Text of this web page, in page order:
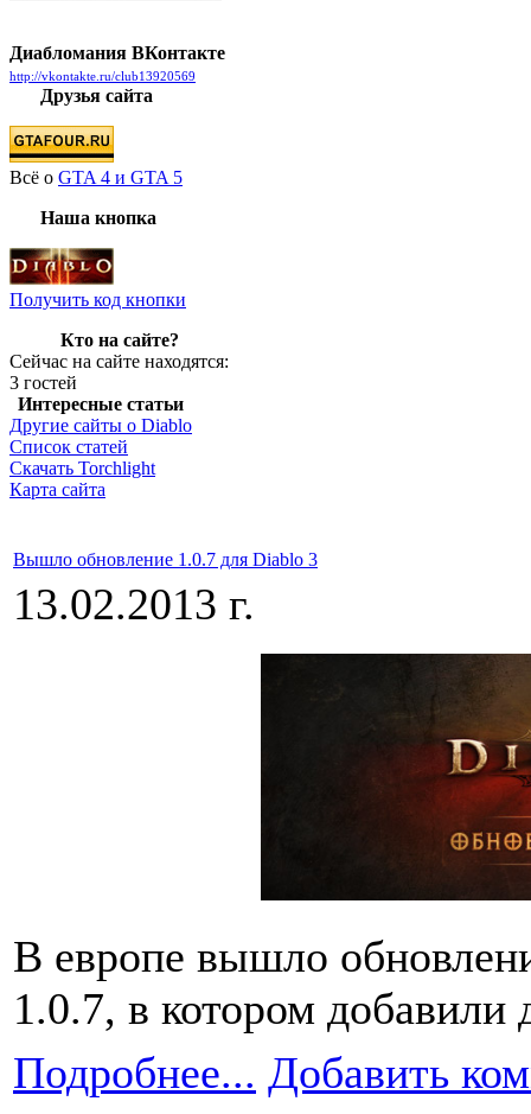
Диабломания ВКонтакте
http://vkontakte.ru/club13920569
Друзья сайта
Всё о GTA 4 и GTA 5
Наша кнопка
Получить код кнопки
Кто на сайте?
Сейчас на сайте находятся:
3 гостей
Интересные статьи
Другие сайты о Diablo
Список статей
Скачать Torchlight
Карта сайта
Вышло обновление 1.0.7 для Diablo 3
13.02.2013 г.
В европе вышло
1.0.7, в котором
Подробнее... Добавить